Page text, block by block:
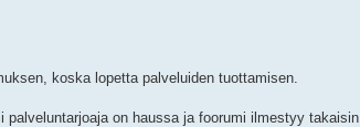
koska lopetta palveluiden tuottamisen.
on haussa ja foorumi ilmestyy